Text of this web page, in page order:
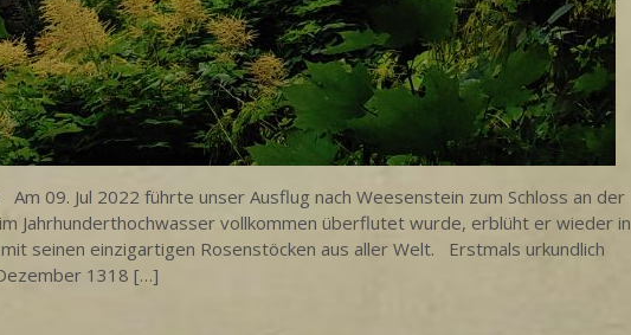
09. Jul 2022 führte unser Ausflug nach Weesenstein zum Schloss an der
Jahrhunderthochwasser vollkommen überflutet wurde, erblüht er wieder in
seinen einzigartigen Rosenstöcken aus aller Welt. Erstmals urkundlich
1318 […]